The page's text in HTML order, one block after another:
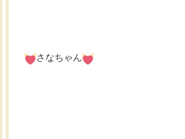
さなちゃん